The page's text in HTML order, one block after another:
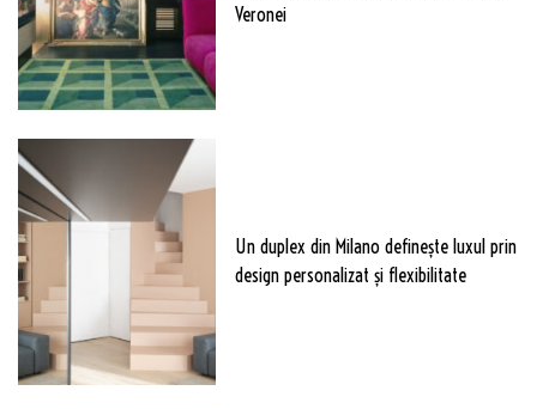
Veronei
Un duplex din Milano definește luxul prin
design personalizat și flexibilitate